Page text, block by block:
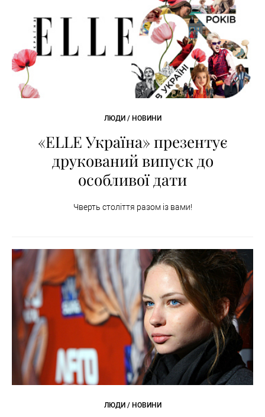
ЛЮДИ / НОВИНИ
«ELLE Україна» презентує
друкований випуск до
особливої дати
Чверть століття разом із вами!
ЛЮДИ / НОВИНИ